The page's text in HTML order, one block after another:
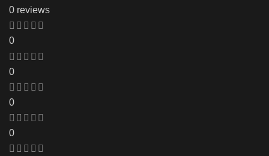
0 reviews
0
0
0
0